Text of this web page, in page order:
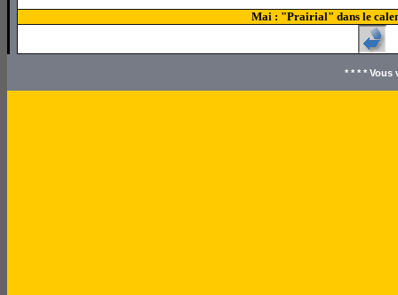
Mai : "Prairial" dans le
* * * *